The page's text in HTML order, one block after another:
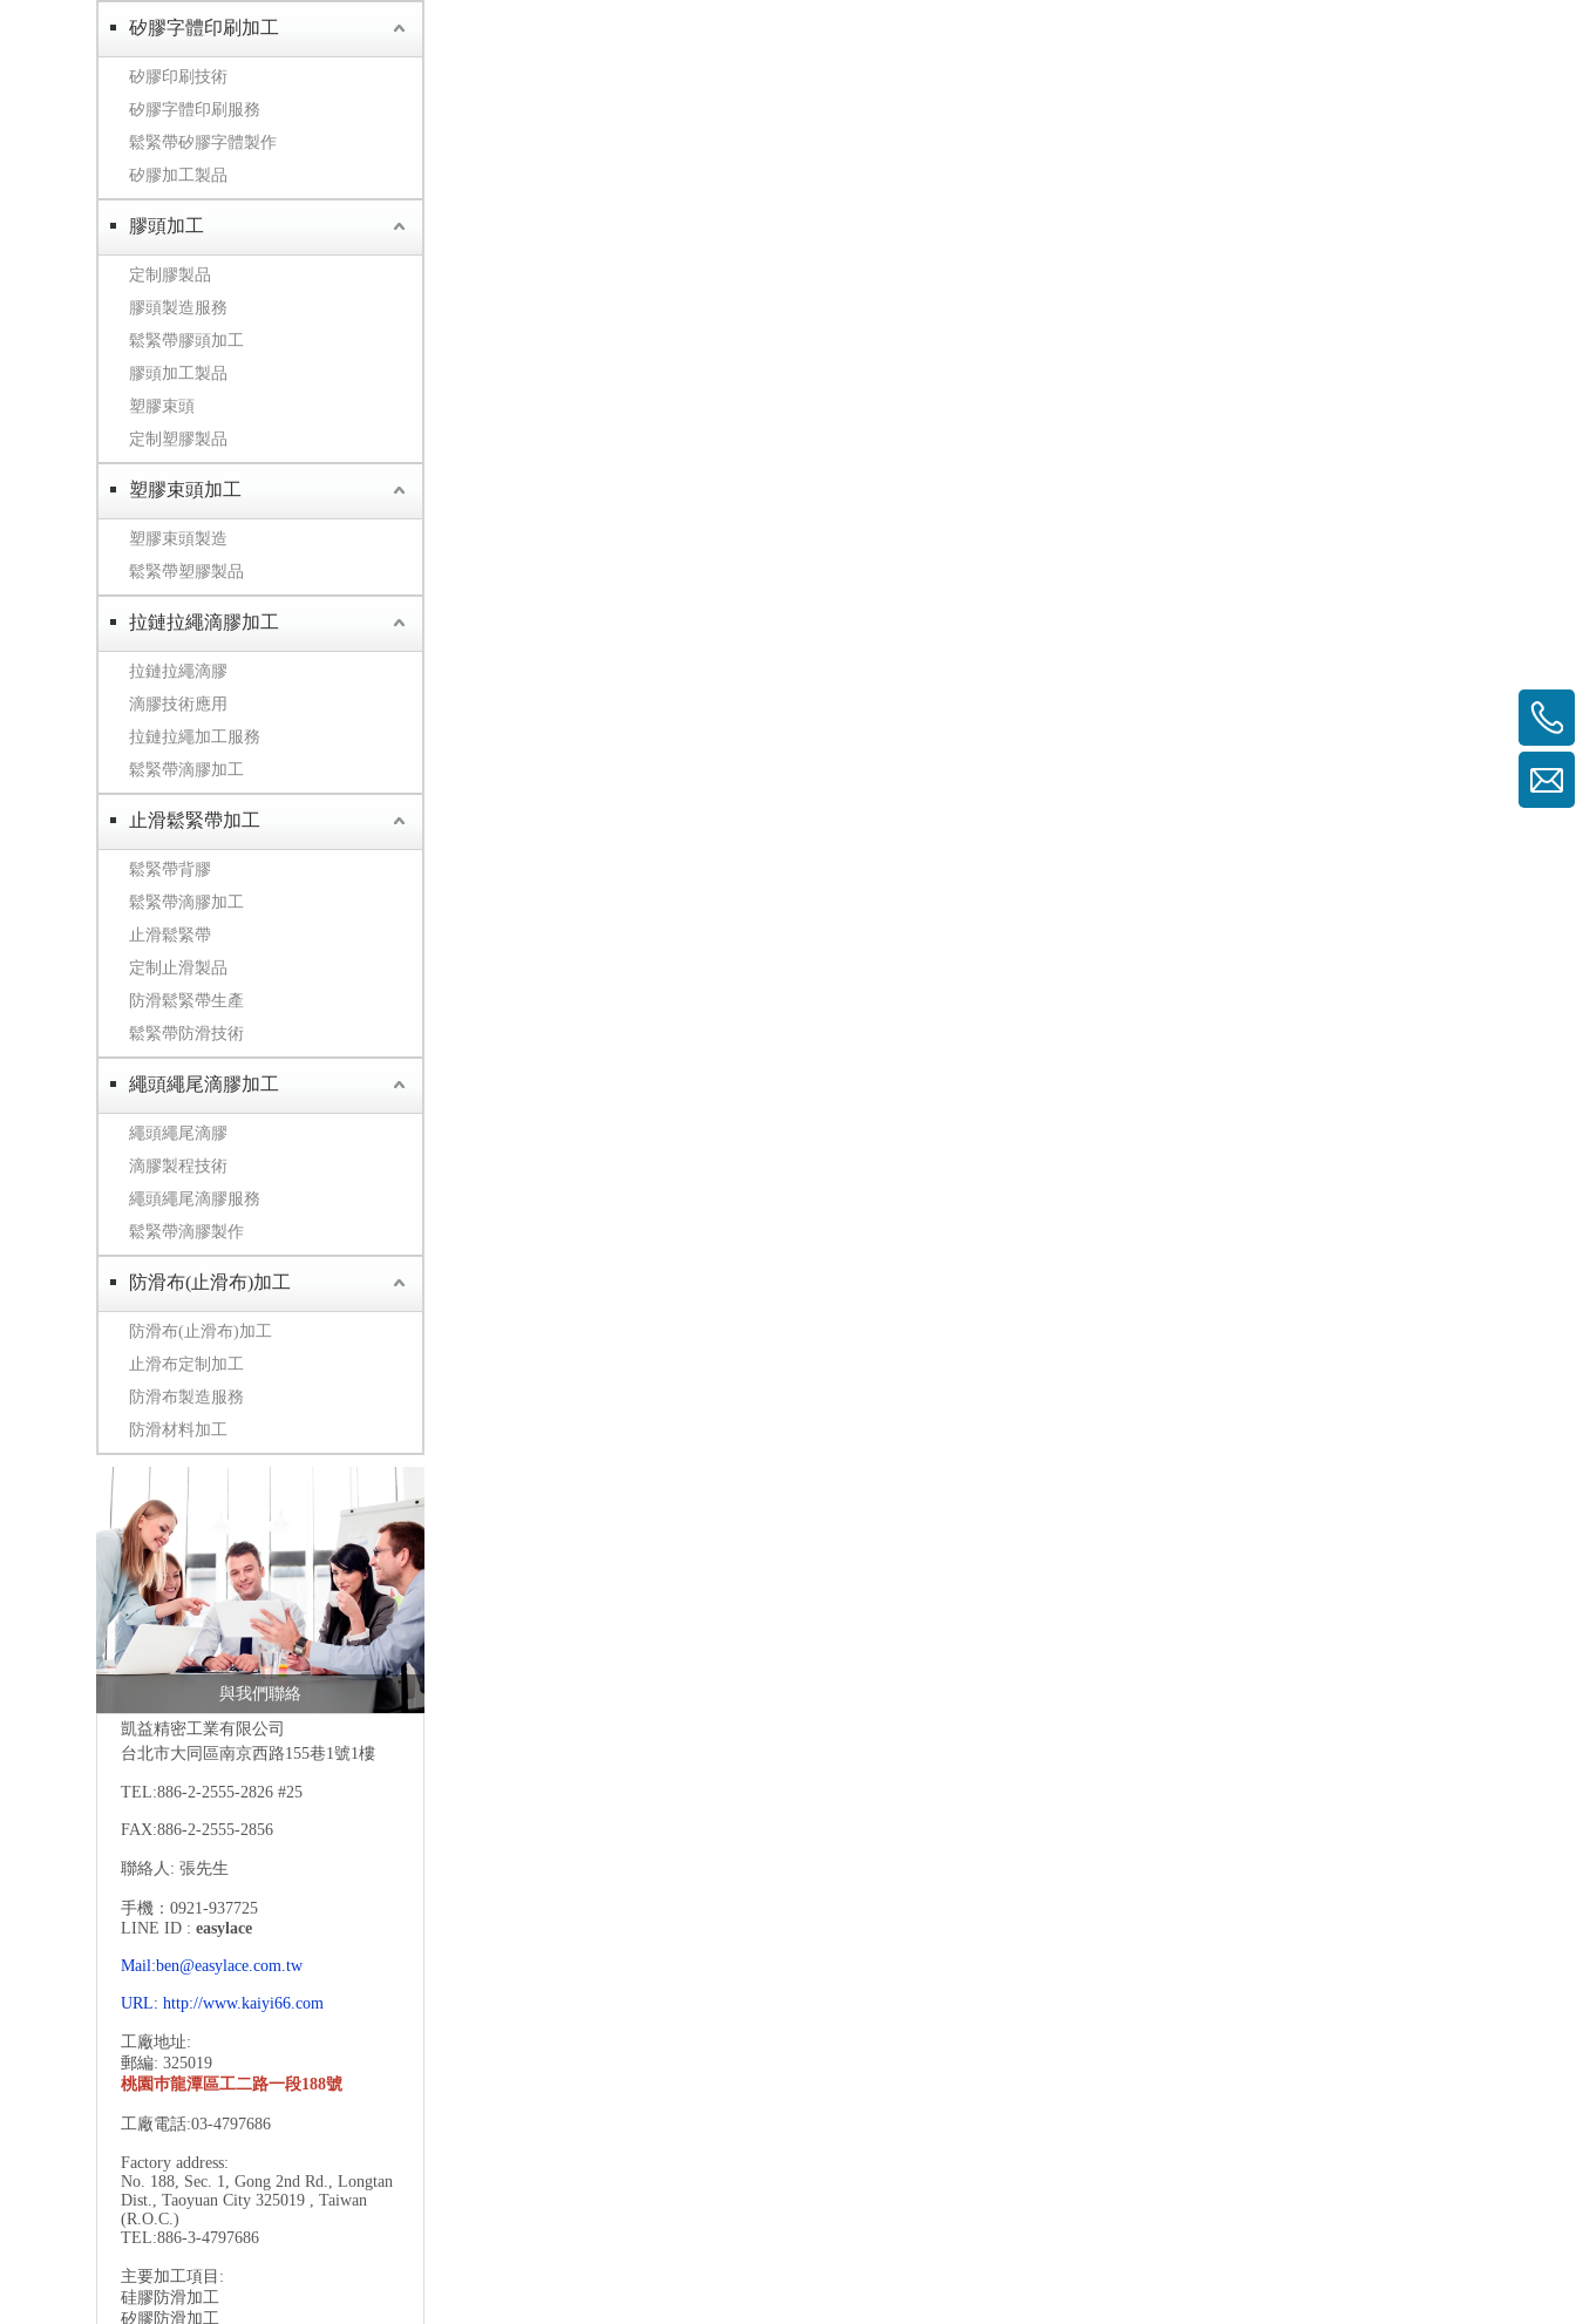
矽膠字體印刷加工
矽膠印刷技術
矽膠字體印刷服務
鬆緊帶矽膠字體製作
矽膠加工製品
膠頭加工
定制膠製品
膠頭製造服務
鬆緊帶膠頭加工
膠頭加工製品
塑膠束頭
定制塑膠製品
塑膠束頭加工
塑膠束頭製造
鬆緊帶塑膠製品
拉鏈拉繩滴膠加工
拉鏈拉繩滴膠
滴膠技術應用
拉鏈拉繩加工服務
鬆緊帶滴膠加工
止滑鬆緊帶加工
鬆緊帶背膠
鬆緊帶滴膠加工
止滑鬆緊帶
定制止滑製品
防滑鬆緊帶生產
鬆緊帶防滑技術
繩頭繩尾滴膠加工
繩頭繩尾滴膠
滴膠製程技術
繩頭繩尾滴膠服務
鬆緊帶滴膠製作
防滑布(止滑布)加工
防滑布(止滑布)加工
止滑布定制加工
防滑布製造服務
防滑材料加工
與我們聯絡
凱益精密工業有限公司
台北市大同區南京西路155巷1號1樓
TEL:886-2-2555-2826 #25
FAX:886-2-2555-2856
聯絡人: 張先生
手機：0921-937725
LINE ID : easylace
Mail:ben@easylace.com.tw
URL: http://www.kaiyi66.com
工廠地址:
郵編: 325019
桃園巿龍潭區工二路一段188號
工廠電話:03-4797686
Factory address:
No. 188, Sec. 1, Gong 2nd Rd., Longtan
Dist., Taoyuan City 325019 , Taiwan
(R.O.C.)
TEL:886-3-4797686
主要加工項目:
硅膠防滑加工
矽膠防滑加工